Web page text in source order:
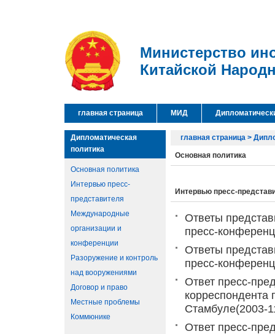
Министерство
Китайской
главная страница МИД
Дипломатическая
политика
Основная политика
Интервью пресс-
представителя
Международные
организации и
конференции
Разоружение и контроль
над вооружениями
Договор и право
Местные проблемы
Коммюнике
главная страница >
Основная политика
Интервью пресс-
Ответы
пресс-
Ответы
пресс-
Ответ пресс-
Стамбуле(2003-
Ответ пресс-